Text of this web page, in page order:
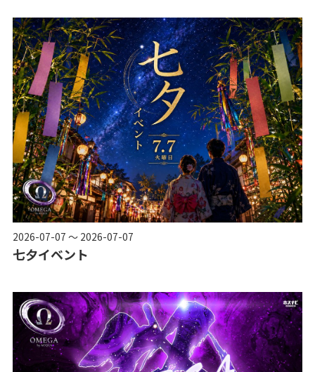
2026-07-07 ～ 2026-07-07
七夕イベント